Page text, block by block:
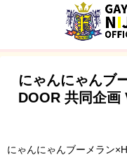
にゃんにゃんブ
DOOR 共同企画
にゃんにゃんブーメラン